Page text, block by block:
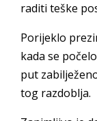
raditi teške
Porijeklo
kada se
put
tog razdoblja.